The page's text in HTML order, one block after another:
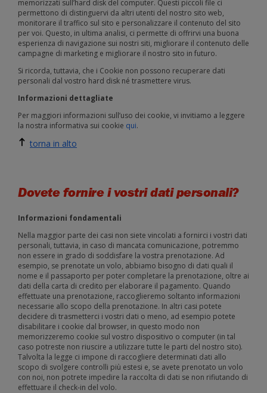
memorizzati sull’hard disk del computer. Questi piccoli file ci
permettono di distinguervi da altri utenti del nostro sito web,
monitorare il traffico sul sito e personalizzare il contenuto del sito
per voi. Questo, in ultima analisi, ci permette di offrirvi una buona
esperienza di navigazione sui nostri siti, migliorare il contenuto delle
campagne di marketing e migliorare il nostro sito in futuro.
Si ricorda, tuttavia, che i Cookie non possono recuperare dati
personali dal vostro hard disk né trasmettere virus.
Informazioni dettagliate
Per maggiori informazioni sull’uso dei cookie, vi invitiamo a leggere
la nostra informativa sui cookie qui.
torna in alto
Dovete fornire i vostri dati personali?
Informazioni fondamentali
Nella maggior parte dei casi non siete vincolati a fornirci i vostri dati
personali, tuttavia, in caso di mancata comunicazione, potremmo
non essere in grado di soddisfare la vostra prenotazione. Ad
esempio, se prenotate un volo, abbiamo bisogno di dati quali il
nome e il passaporto per poter completare la prenotazione, oltre ai
dati della carta di credito per elaborare il pagamento. Quando
effettuate una prenotazione, raccoglieremo soltanto informazioni
necessarie allo scopo della prenotazione. In altri casi potete
decidere di trasmetterci i vostri dati o meno, ad esempio potete
disabilitare i cookie dal browser, in questo modo non
memorizzeremo cookie sul vostro dispositivo o computer (in tal
caso potreste non riuscire a utilizzare tutte le parti del nostro sito).
Talvolta la legge ci impone di raccogliere determinati dati allo
scopo di svolgere controlli più estesi e, se avete prenotato un volo
con noi, non potrete impedire la raccolta di dati se non rifiutando di
effettuare il check-in del volo.